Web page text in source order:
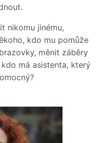
nikomu jinému,
kdo mu pomůže
měnit záběry
má asistenta, který